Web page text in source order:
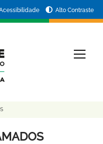
Alto Contraste